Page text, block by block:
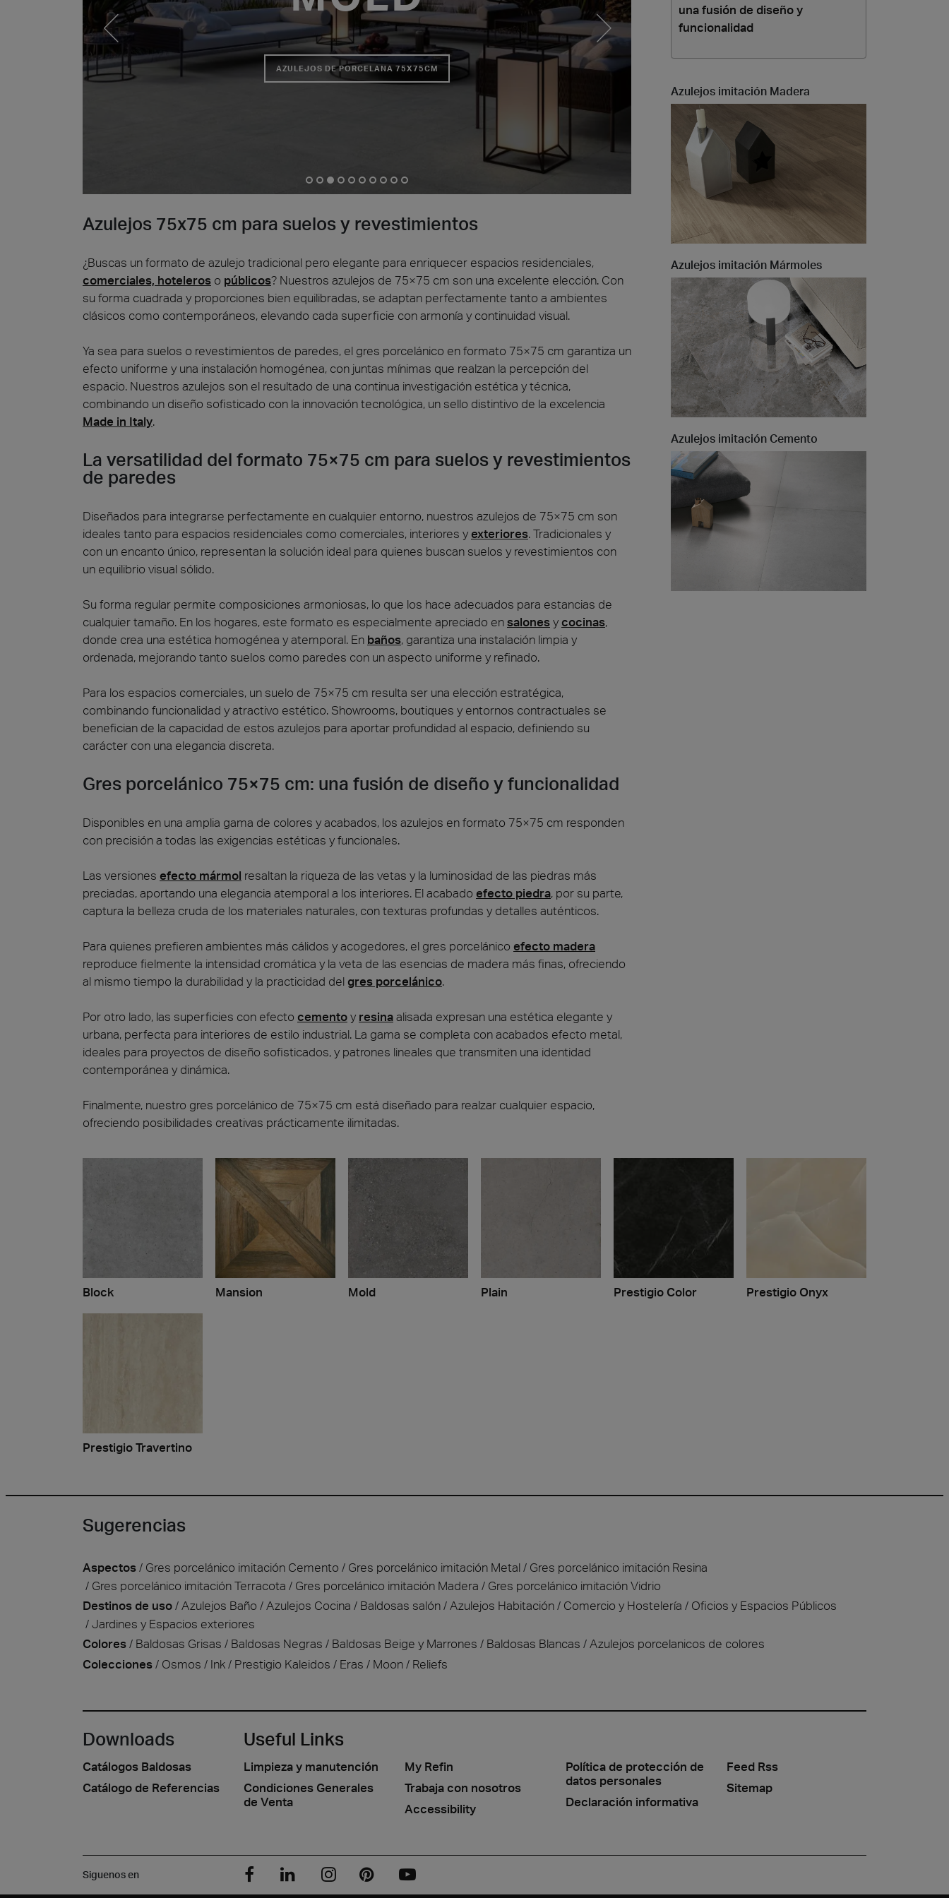
AZULEJOS DE PORCELANA 75X75CM
Azulejos 75x75 cm para suelos y revestimientos
¿Buscas un formato de azulejo tradicional pero elegante para enriquecer espacios residenciales,
comerciales, hoteleros o públicos? Nuestros azulejos de 75×75 cm son una excelente elección. Con
su forma cuadrada y proporciones bien equilibradas, se adaptan perfectamente tanto a ambientes
clásicos como contemporáneos, elevando cada superficie con armonía y continuidad visual.
Ya sea para suelos o revestimientos de paredes, el gres porcelánico en formato 75×75 cm garantiza un
efecto uniforme y una instalación homogénea, con juntas mínimas que realzan la percepción del
espacio. Nuestros azulejos son el resultado de una continua investigación estética y técnica,
combinando un diseño sofisticado con la innovación tecnológica, un sello distintivo de la excelencia
Made in Italy.
La versatilidad del formato 75×75 cm para suelos y revestimientos
de paredes
Diseñados para integrarse perfectamente en cualquier entorno, nuestros azulejos de 75×75 cm son
ideales tanto para espacios residenciales como comerciales, interiores y exteriores. Tradicionales y
con un encanto único, representan la solución ideal para quienes buscan suelos y revestimientos con
un equilibrio visual sólido.
Su forma regular permite composiciones armoniosas, lo que los hace adecuados para estancias de
cualquier tamaño. En los hogares, este formato es especialmente apreciado ensalonesy cocinas,
donde crea una estética homogénea y atemporal. En baños, garantiza una instalación limpia y
ordenada, mejorando tanto suelos como paredes con un aspecto uniforme y refinado.
Para los espacios comerciales, un suelo de 75×75 cm resulta ser una elección estratégica,
combinando funcionalidad y atractivo estético. Showrooms, boutiques y entornos contractuales se
benefician de la capacidad de estos azulejos para aportar profundidad al espacio, definiendo su
carácter con una elegancia discreta.
Gres porcelánico 75×75 cm: una fusión de diseño y funcionalidad
Disponibles en una amplia gama de colores y acabados, los azulejos en formato 75×75 cm responden
con precisión a todas las exigencias estéticas y funcionales.
Las versiones efecto mármol resaltan la riqueza de las vetas y la luminosidad de las piedras más
preciadas, aportando una elegancia atemporal a los interiores. El acabado efecto piedra, por su parte,
captura la belleza cruda de los materiales naturales, con texturas profundas y detalles auténticos.
Para quienes prefieren ambientes más cálidos y acogedores, el gres porcelánico efecto madera
reproduce fielmente la intensidad cromática y la veta de las esencias de madera más finas, ofreciendo
al mismo tiempo la durabilidad y la practicidad del gres porcelánico.
Por otro lado, las superficies con efecto cementoy resinaalisada expresan una estética elegante y
urbana, perfecta para interiores de estilo industrial. La gama se completa con acabados efecto metal,
ideales para proyectos de diseño sofisticados, y patrones lineales que transmiten una identidad
contemporánea y dinámica.
Finalmente, nuestro gres porcelánico de 75×75 cm está diseñado para realzar cualquier espacio,
ofreciendo posibilidades creativas prácticamente ilimitadas.
una fusión de diseño y
funcionalidad
Azulejos imitación Madera
Azulejos imitación Mármoles
Azulejos imitación Cemento
Block Mansion Mold Plain Prestigio Color Prestigio Onyx
Prestigio Travertino
Sugerencias
Aspectos Gres porcelánico imitación Cemento Gres porcelánico imitación Metal
Gres porcelánico imitación Resina
Gres porcelánico imitación Terracota
Gres porcelánico imitación Madera
Gres porcelánico imitación Vidrio
Destinos de uso
Azulejos Baño Azulejos Cocina Baldosas salón Azulejos Habitación Comercio y Hostelería
Oficios y Espacios Públicos
Jardines y Espacios exteriores
Colores
Baldosas Grisas Baldosas Negras Baldosas Beige y Marrones Baldosas Blancas
Azulejos porcelanicos de colores
Colecciones
Osmos Ink Prestigio Kaleidos Eras Moon Reliefs
Downloads
Catálogos Baldosas
Catálogo de Referencias
Useful Links
Limpieza y manutención
Condiciones Generales
de Venta
My Refin
Trabaja con nosotros
Accessibility
Política de protección de
datos personales
Declaración informativa
Feed Rss
Sitemap
Siguenos en